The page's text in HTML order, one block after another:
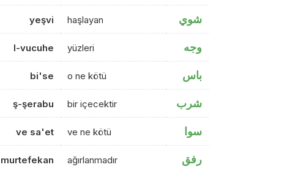
yeşvi haşlayan شوي
l-vucuhe yüzleri وجه
bi'se o ne kötü باس
ş-şerabu bir içecektir شرب
ve sa'et ve ne kötü سوا
murtefekan ağırlanmadır رفق